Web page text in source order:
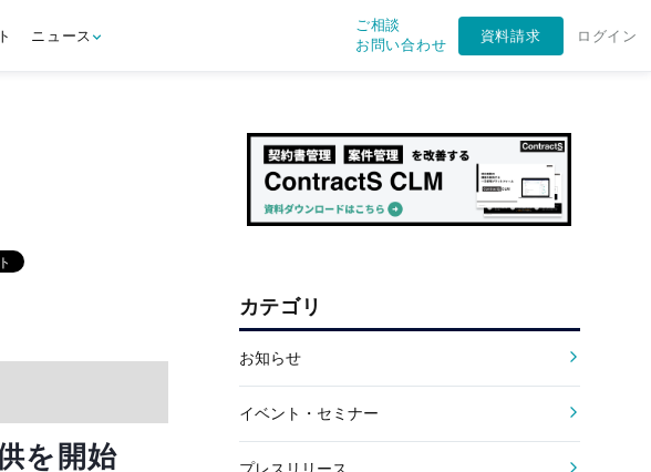
ニュース
ご相談
お問い合わせ
資料請求 ログイン
を開始
カテゴリ
お知らせ
イベント・セミナー
プレスリリース